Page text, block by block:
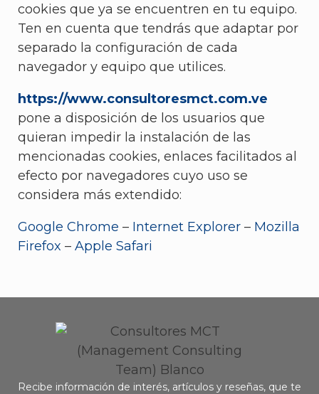
cookies que ya se encuentren en tu equipo.
Ten en cuenta que tendrás que adaptar por
separado la configuración de cada
navegador y equipo que utilices.
https://www.consultoresmct.com.ve
pone a disposición de los usuarios que
quieran impedir la instalación de las
mencionadas cookies, enlaces facilitados al
efecto por navegadores cuyo uso se
considera más extendido:
Google Chrome – Internet Explorer – Mozilla
Firefox – Apple Safari
Recibe información de interés, artículos y reseñas, que te